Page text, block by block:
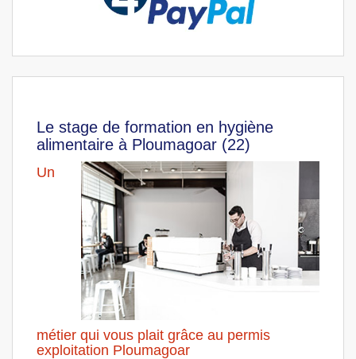
Le stage de formation en hygiène
alimentaire à Ploumagoar (22)
Un
métier qui vous plait grâce au permis
exploitation Ploumagoar